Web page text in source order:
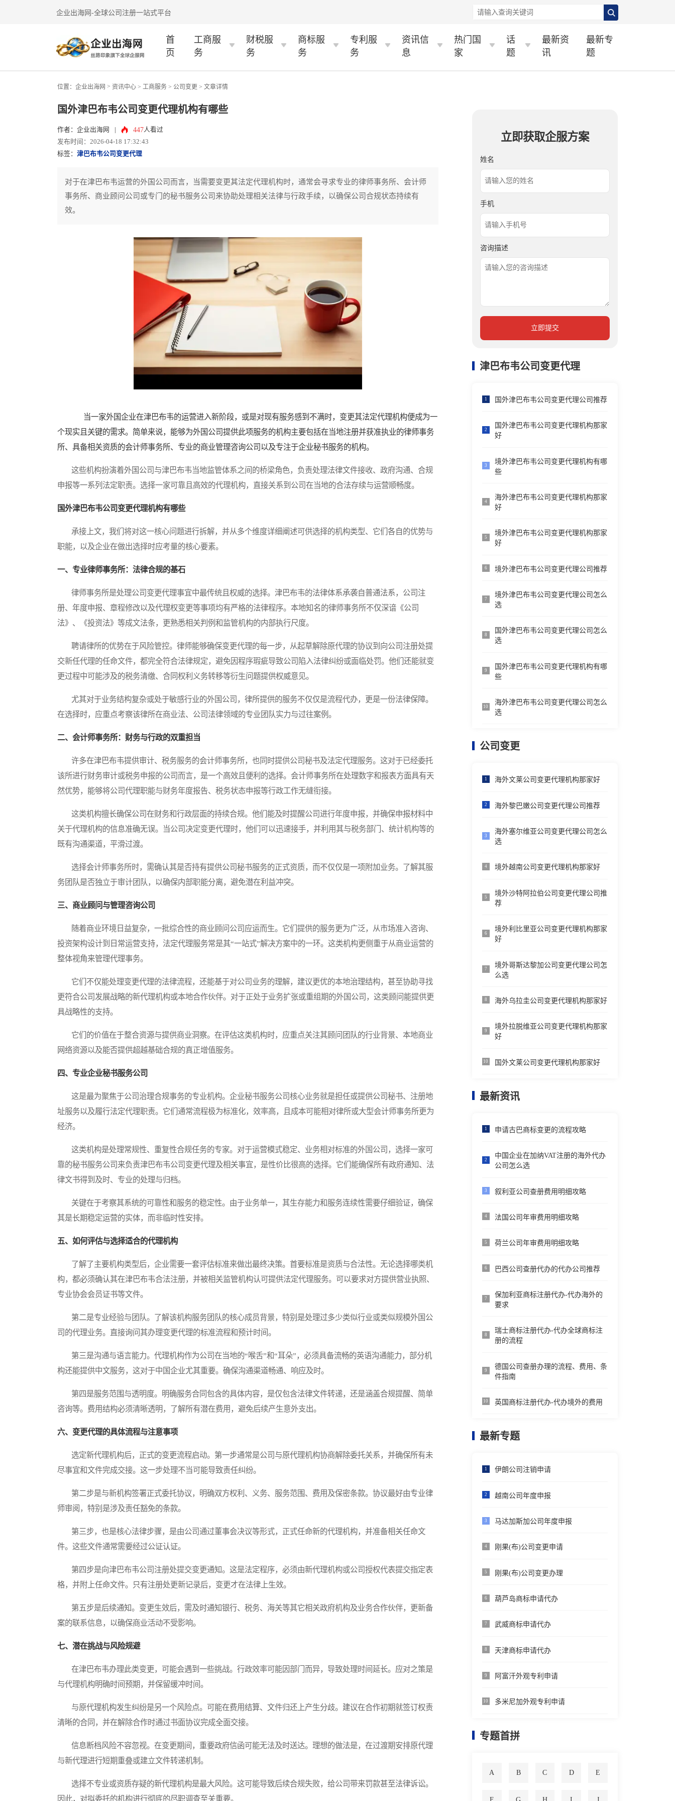
企业出海网-全球公司注册一站式平台
首
页
工商服
务
财税服
务
商标服
务
专利服
务
资讯信
息
热门国
家
话
题
最新资
讯
最新专
题
位置： 企业出海网 > 资讯中心 > 工商服务 > 公司变更 > 文章详情
国外津巴布韦公司变更代理机构有哪些
作者：企业出海网 447人看过
发布时间：2026-04-18 17:32:43
标签： 津巴布韦公司变更代理
对于在津巴布韦运营的外国公司而言，当需要变更其法定代理机构时，通常会寻求专业的律师事务所、会计师
事务所、商业顾问公司或专门的秘书服务公司来协助处理相关法律与行政手续，以确保公司合规状态持续有
效。
当一家外国企业在津巴布韦的运营进入新阶段，或是对现有服务感到不满时，变更其法定代理机构便成为一
个现实且关键的需求。简单来说，能够为外国公司提供此项服务的机构主要包括在当地注册并获准执业的律师事务
所、具备相关资质的会计师事务所、专业的商业管理咨询公司以及专注于企业秘书服务的机构。
这些机构扮演着外国公司与津巴布韦当地监管体系之间的桥梁角色，负责处理法律文件接收、政府沟通、合规
申报等一系列法定职责。选择一家可靠且高效的代理机构，直接关系到公司在当地的合法存续与运营顺畅度。
国外津巴布韦公司变更代理机构有哪些
承接上文，我们将对这一核心问题进行拆解，并从多个维度详细阐述可供选择的机构类型、它们各自的优势与
职能，以及企业在做出选择时应考量的核心要素。
一、专业律师事务所：法律合规的基石
律师事务所是处理公司变更代理事宜中最传统且权威的选择。津巴布韦的法律体系承袭自普通法系，公司注
册、年度申报、章程修改以及代理权变更等事项均有严格的法律程序。本地知名的律师事务所不仅深谙《公司
法》、《投资法》等成文法条，更熟悉相关判例和监管机构的内部执行尺度。
聘请律所的优势在于风险管控。律师能够确保变更代理的每一步，从起草解除原代理的协议到向公司注册处提
交新任代理的任命文件，都完全符合法律规定，避免因程序瑕疵导致公司陷入法律纠纷或面临处罚。他们还能就变
更过程中可能涉及的税务清缴、合同权利义务转移等衍生问题提供权威意见。
尤其对于业务结构复杂或处于敏感行业的外国公司，律所提供的服务不仅仅是流程代办，更是一份法律保障。
在选择时，应重点考察该律所在商业法、公司法律领域的专业团队实力与过往案例。
二、会计师事务所：财务与行政的双重担当
许多在津巴布韦提供审计、税务服务的会计师事务所，也同时提供公司秘书及法定代理服务。这对于已经委托
该所进行财务审计或税务申报的公司而言，是一个高效且便利的选择。会计师事务所在处理数字和报表方面具有天
然优势，能够将公司代理职能与财务年度报告、税务状态申报等行政工作无缝衔接。
这类机构擅长确保公司在财务和行政层面的持续合规。他们能及时提醒公司进行年度申报，并确保申报材料中
关于代理机构的信息准确无误。当公司决定变更代理时，他们可以迅速接手，并利用其与税务部门、统计机构等的
既有沟通渠道，平滑过渡。
选择会计师事务所时，需确认其是否持有提供公司秘书服务的正式资质，而不仅仅是一项附加业务。了解其服
务团队是否独立于审计团队，以确保内部职能分离，避免潜在利益冲突。
三、商业顾问与管理咨询公司
随着商业环境日益复杂，一批综合性的商业顾问公司应运而生。它们提供的服务更为广泛，从市场准入咨询、
投资架构设计到日常运营支持，法定代理服务常是其“一站式”解决方案中的一环。这类机构更侧重于从商业运营的
整体视角来管理代理事务。
它们不仅能处理变更代理的法律流程，还能基于对公司业务的理解，建议更优的本地治理结构，甚至协助寻找
更符合公司发展战略的新代理机构或本地合作伙伴。对于正处于业务扩张或重组期的外国公司，这类顾问能提供更
具战略性的支持。
它们的价值在于整合资源与提供商业洞察。在评估这类机构时，应重点关注其顾问团队的行业背景、本地商业
网络资源以及能否提供超越基础合规的真正增值服务。
四、专业企业秘书服务公司
这是最为聚焦于公司治理合规事务的专业机构。企业秘书服务公司核心业务就是担任或提供公司秘书、注册地
址服务以及履行法定代理职责。它们通常流程极为标准化，效率高，且成本可能相对律所或大型会计师事务所更为
经济。
这类机构是处理常规性、重复性合规任务的专家。对于运营模式稳定、业务相对标准的外国公司，选择一家可
靠的秘书服务公司来负责津巴布韦公司变更代理及相关事宜，是性价比很高的选择。它们能确保所有政府通知、法
律文书得到及时、专业的处理与归档。
关键在于考察其系统的可靠性和服务的稳定性。由于业务单一，其生存能力和服务连续性需要仔细验证，确保
其是长期稳定运营的实体，而非临时性安排。
五、如何评估与选择适合的代理机构
了解了主要机构类型后，企业需要一套评估标准来做出最终决策。首要标准是资质与合法性。无论选择哪类机
构，都必须确认其在津巴布韦合法注册，并被相关监管机构认可提供法定代理服务。可以要求对方提供营业执照、
专业协会会员证书等文件。
第二是专业经验与团队。了解该机构服务团队的核心成员背景，特别是处理过多少类似行业或类似规模外国公
司的代理业务。直接询问其办理变更代理的标准流程和预计时间。
第三是沟通与语言能力。代理机构作为公司在当地的“喉舌”和“耳朵”，必须具备流畅的英语沟通能力，部分机
构还能提供中文服务，这对于中国企业尤其重要。确保沟通渠道畅通、响应及时。
第四是服务范围与透明度。明确服务合同包含的具体内容，是仅包含法律文件转递，还是涵盖合规提醒、简单
咨询等。费用结构必须清晰透明，了解所有潜在费用，避免后续产生意外支出。
六、变更代理的具体流程与注意事项
选定新代理机构后，正式的变更流程启动。第一步通常是公司与原代理机构协商解除委托关系，并确保所有未
尽事宜和文件完成交接。这一步处理不当可能导致责任纠纷。
第二步是与新机构签署正式委托协议，明确双方权利、义务、服务范围、费用及保密条款。协议最好由专业律
师审阅，特别是涉及责任豁免的条款。
第三步，也是核心法律步骤，是由公司通过董事会决议等形式，正式任命新的代理机构，并准备相关任命文
件。这些文件通常需要经过公证认证。
第四步是向津巴布韦公司注册处提交变更通知。这是法定程序，必须由新代理机构或公司授权代表提交指定表
格，并附上任命文件。只有注册处更新记录后，变更才在法律上生效。
第五步是后续通知。变更生效后，需及时通知银行、税务、海关等其它相关政府机构及业务合作伙伴，更新备
案的联系信息，以确保商业活动不受影响。
七、潜在挑战与风险规避
在津巴布韦办理此类变更，可能会遇到一些挑战。行政效率可能因部门而异，导致处理时间延长。应对之策是
与代理机构明确时间预期，并保留缓冲时间。
与原代理机构发生纠纷是另一个风险点。可能在费用结算、文件归还上产生分歧。建议在合作初期就签订权责
清晰的合同，并在解除合作时通过书面协议完成全面交接。
信息断档风险不容忽视。在变更期间，重要政府信函可能无法及时送达。理想的做法是，在过渡期安排原代理
与新代理进行短期重叠或建立文件转递机制。
选择不专业或资质存疑的新代理机构是最大风险。这可能导致后续合规失败，给公司带来罚款甚至法律诉讼。
因此，对拟委托的机构进行彻底的尽职调查至关重要。
立即获取企服方案
姓名
手机
咨询描述
立即提交
津巴布韦公司变更代理
1 国外津巴布韦公司变更代理公司推荐
2
国外津巴布韦公司变更代理机构那家
好
3
境外津巴布韦公司变更代理机构有哪
些
4
海外津巴布韦公司变更代理机构那家
好
5
境外津巴布韦公司变更代理机构那家
好
6 境外津巴布韦公司变更代理公司推荐
7
境外津巴布韦公司变更代理公司怎么
选
8
国外津巴布韦公司变更代理公司怎么
选
9
国外津巴布韦公司变更代理机构有哪
些
10
海外津巴布韦公司变更代理公司怎么
选
公司变更
1 海外文莱公司变更代理机构那家好
2 海外黎巴嫩公司变更代理公司推荐
3
海外塞尔维亚公司变更代理公司怎么
选
4 境外越南公司变更代理机构那家好
5
境外沙特阿拉伯公司变更代理公司推
荐
6
境外利比里亚公司变更代理机构那家
好
7
境外哥斯达黎加公司变更代理公司怎
么选
8 海外乌拉圭公司变更代理机构那家好
9
境外拉脱维亚公司变更代理机构那家
好
10 国外文莱公司变更代理机构那家好
最新资讯
1 申请古巴商标变更的流程攻略
2
中国企业在加纳VAT注册的海外代办
公司怎么选
3 叙利亚公司查册费用明细攻略
4 法国公司年审费用明细攻略
5 荷兰公司年审费用明细攻略
6 巴西公司查册代办的代办公司推荐
7
保加利亚商标注册代办-代办海外的
要求
8
瑞士商标注册代办-代办全球商标注
册的流程
9
德国公司查册办理的流程、费用、条
件指南
10 英国商标注册代办-代办境外的费用
最新专题
1 伊朗公司注销申请
2 越南公司年度申报
3 马达加斯加公司年度申报
4 刚果(布)公司变更申请
5 刚果(布)公司变更办理
6 葫芦岛商标申请代办
7 武威商标申请代办
8 天津商标申请代办
9 阿富汗外观专利申请
10 多米尼加外观专利申请
专题首拼
A B C D E